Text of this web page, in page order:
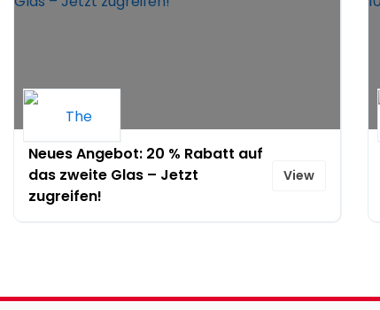
Neues Angebot: 20 % Rabatt auf
das zweite Glas – Jetzt
zugreifen!
View